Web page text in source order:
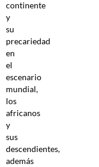
continente
y
su
precariedad
en
el
escenario
mundial,
los
africanos
y
sus
descendientes,
además